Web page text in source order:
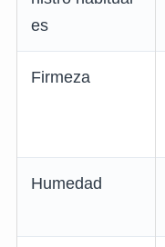
es
Firmeza
Humedad